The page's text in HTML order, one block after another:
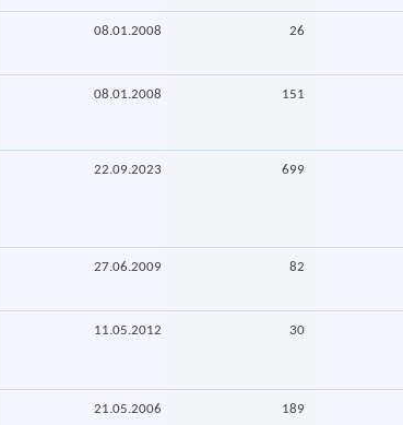
08.01.2008 26
08.01.2008 151
22.09.2023 699
27.06.2009 82
11.05.2012 30
21.05.2006 189